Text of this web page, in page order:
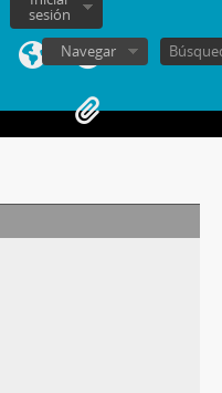
sesión
Navegar